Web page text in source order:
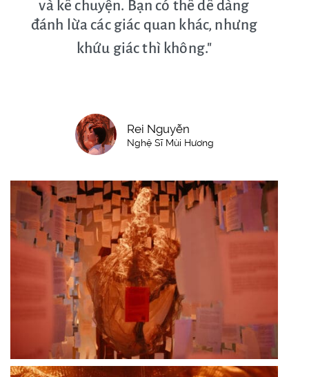
và kể chuyện. Bạn có thể dễ dàng
đánh lừa các giác quan khác, nhưng
khứu giác thì không."
Rei Nguyễn
Nghệ Sĩ Mùi Hương